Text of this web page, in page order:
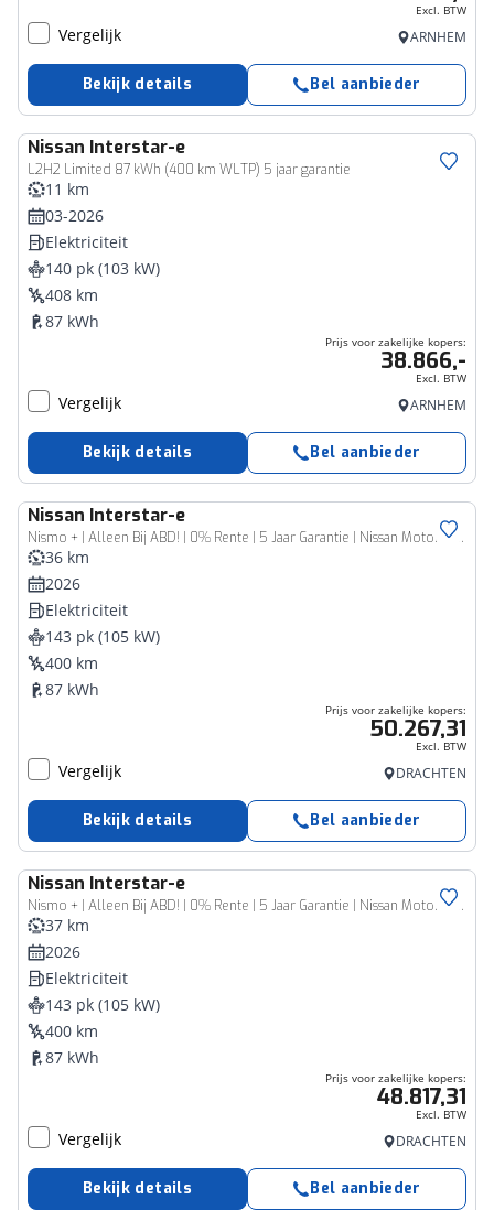
Excl. BTW
Vergelijk ARNHEM
Bekijk details Bel aanbieder
Nissan Interstar-e
L2H2 Limited 87 kWh (400 km WLTP) 5 jaar garantie
Bedrijfswagen
11 km
03-2026
Elektriciteit
140 pk (103 kW)
408 km
87 kWh
Prijs voor zakelijke kopers:
38.866,-
Excl. BTW
Vergelijk ARNHEM
Bekijk details Bel aanbieder
Nissan Interstar-e
Nismo + | Alleen Bij ABD! | 0% Rente | 5 Jaar Garantie | Nissan Motorsport | 2000KG Trekgewicht | Tot 460Km Actieradius | Laadruimtepakket |
Bedrijfswagen
36 km
2026
Elektriciteit
143 pk (105 kW)
400 km
87 kWh
Prijs voor zakelijke kopers:
50.267,31
Excl. BTW
Vergelijk DRACHTEN
Bekijk details Bel aanbieder
Nissan Interstar-e
Nismo + | Alleen Bij ABD! | 0% Rente | 5 Jaar Garantie | Nissan Motorsport | 2000KG Trekgewicht | Tot 460Km Actieradius |
Bedrijfswagen
37 km
2026
Elektriciteit
143 pk (105 kW)
400 km
87 kWh
Prijs voor zakelijke kopers:
48.817,31
Excl. BTW
Vergelijk DRACHTEN
Bekijk details Bel aanbieder